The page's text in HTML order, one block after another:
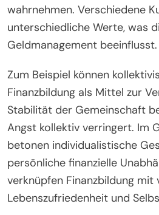
wahrnehmen. Verschiedene
unterschiedliche Werte, was
Geldmanagement beeinflusst.
Zum Beispiel können
Finanzbildung als Mittel zur
Stabilität der Gemeinschaft
Angst kollektiv verringert. Im
betonen individualistische
persönliche finanzielle
verknüpfen Finanzbildung mit
Lebenszufriedenheit und